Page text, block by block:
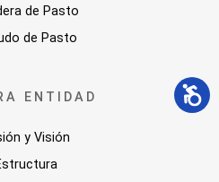
de Pasto
de Pasto
ENTIDAD
y Visión